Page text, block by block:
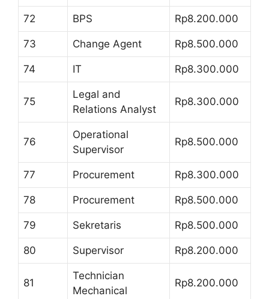
72 BPS Rp8.200.000
73 Change Agent Rp8.500.000
74 IT Rp8.300.000
75
Legal and
Relations Analyst
Rp8.300.000
76
Operational
Supervisor
Rp8.500.000
77 Procurement Rp8.300.000
78 Procurement Rp8.500.000
79 Sekretaris Rp8.500.000
80 Supervisor Rp8.200.000
81
Technician
Mechanical
Rp8.200.000